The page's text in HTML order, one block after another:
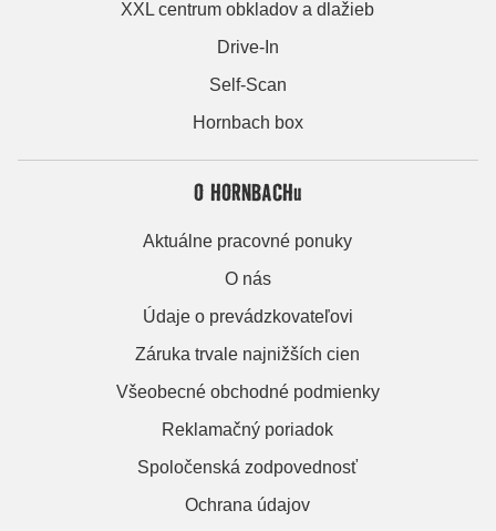
XXL centrum obkladov a dlažieb
Drive-In
Self-Scan
Hornbach box
O HORNBACHu
Aktuálne pracovné ponuky
O nás
Údaje o prevádzkovateľovi
Záruka trvale najnižších cien
Všeobecné obchodné podmienky
Reklamačný poriadok
Spoločenská zodpovednosť
Ochrana údajov